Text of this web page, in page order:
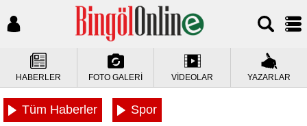
HABERLER FOTO GALERİ VİDEOLAR YAZARLAR
Tüm Haberler Spor